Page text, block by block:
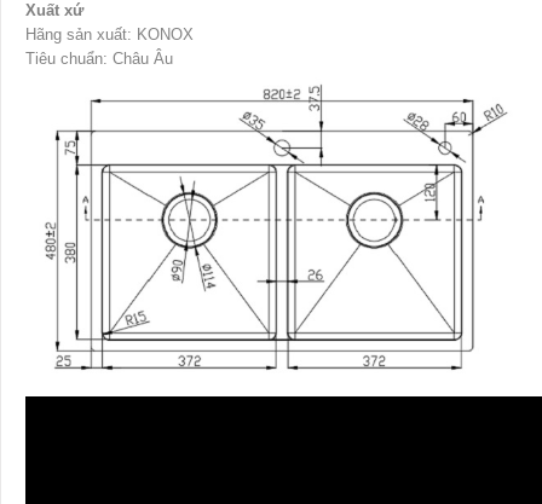
Xuất xứ
Hãng sản xuất: KONOX
Tiêu chuẩn: Châu Âu